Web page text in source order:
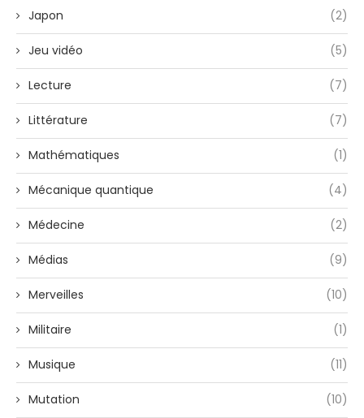
Japon (2)
Jeu vidéo (5)
Lecture (7)
Littérature (7)
Mathématiques (1)
Mécanique quantique (4)
Médecine (2)
Médias (9)
Merveilles (10)
Militaire (1)
Musique (11)
Mutation (10)